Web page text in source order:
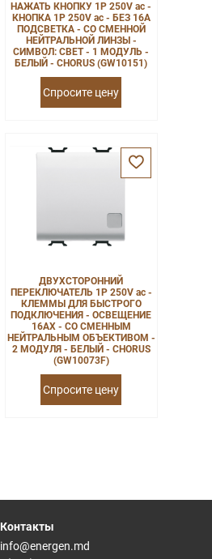
НАЖАТЬ КНОПКУ 1P 250V ac -
КНОПКА 1P 250V ac - БЕЗ 16A
ПОДСВЕТКА - СО СМЕННОЙ
НЕЙТРАЛЬНОЙ ЛИНЗЫ -
СИМВОЛ: СВЕТ - 1 МОДУЛЬ -
БЕЛЫЙ - CHORUS (GW10151)
Спросите цену
ДВУХСТОРОННИЙ
ПЕРЕКЛЮЧАТЕЛЬ 1P 250V ac -
КЛЕММЫ ДЛЯ БЫСТРОГО
ПОДКЛЮЧЕНИЯ - ОСВЕЩЕНИЕ
16AX - СО СМЕННЫМ
НЕЙТРАЛЬНЫМ ОБЪЕКТИВОМ -
2 МОДУЛЯ - БЕЛЫЙ - CHORUS
(GW10073F)
Спросите цену
Контакты
info@energen.md